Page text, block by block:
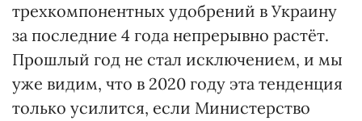
трехкомпонентных удобрений в Украину
за последние 4 года непрерывно растёт.
Прошлый год не стал исключением, и мы
уже видим, что в 2020 году эта тенденция
только усилится, если Министерство